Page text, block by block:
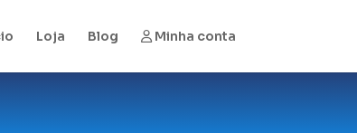
Loja Blog Minha conta